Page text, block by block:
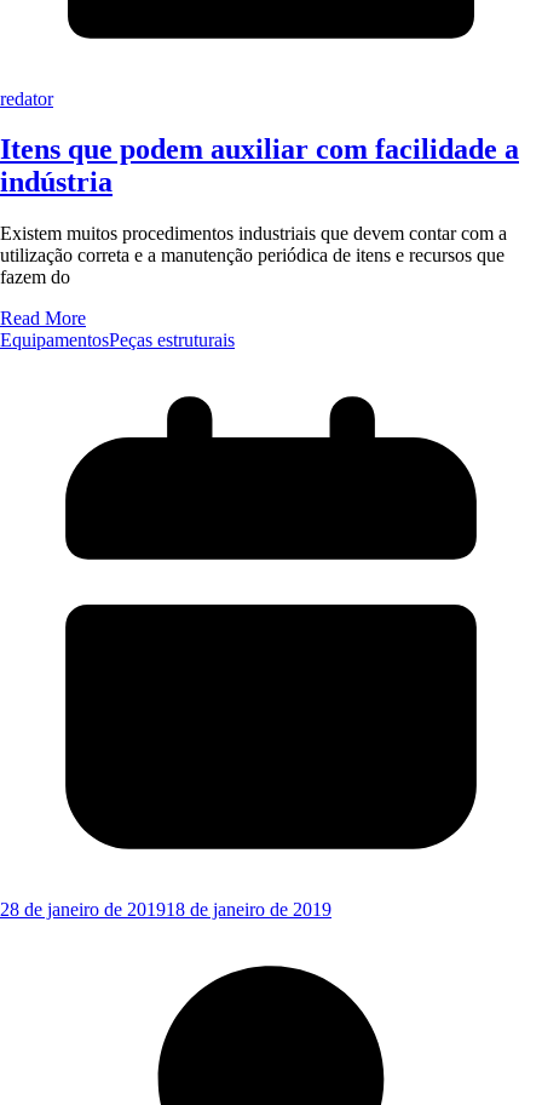
redator
Itens que podem auxiliar com facilidade a
indústria
Existem muitos procedimentos industriais que devem contar com a
utilização correta e a manutenção periódica de itens e recursos que
fazem do
Read More
EquipamentosPeças estruturais
28 de janeiro de 201918 de janeiro de 2019